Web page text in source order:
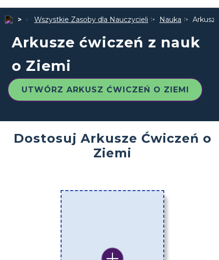
Wszystkie Zasoby dla Nauczycieli Nauka
Arkusze ćwiczeń z nauk
o Ziemi
UTWÓRZ ARKUSZ ĆWICZEŃ O ZIEMI
Dostosuj Arkusze Ćwiczeń o
Ziemi